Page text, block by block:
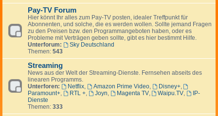
Pay-TV Forum
Hier könnt Ihr alles zum Pay-TV posten, idealer Treffpunkt für
Abonnenten, und solche, die es werden wollen. Sollte jemand Fragen
zu den Preisen bzw. den Programmangeboten haben, oder es
Probleme mit Verträgen geben sollte, gibt es hier bestimmt Hilfe.
Unterforum:
Sky Deutschland
Themen: 543
Streaming
News aus der Welt der Streaming-Dienste. Fernsehen abseits des
linearen Programms.
Unterforen:
Netflix, Amazon Prime Video, Disney+,
Paramount+, RTL +, Joyn, Magenta TV, Waipu.TV,
IP-
Dienste
Themen: 333